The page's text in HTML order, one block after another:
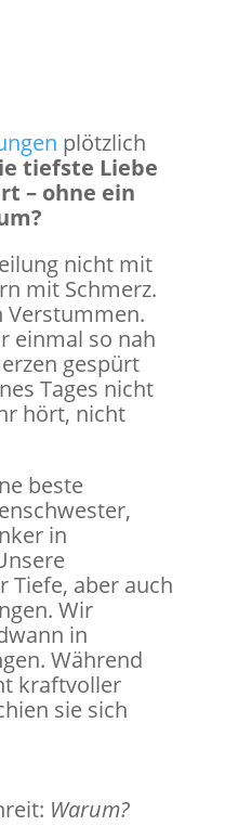
plötzlich
tiefste Liebe
– ohne ein
nicht mit
mit Schmerz.
Verstummen.
einmal so nah
gespürt
Tages nicht
hört, nicht
beste
in
Tiefe, aber auch
Wir
in
Während
kraftvoller
sie sich
Warum?